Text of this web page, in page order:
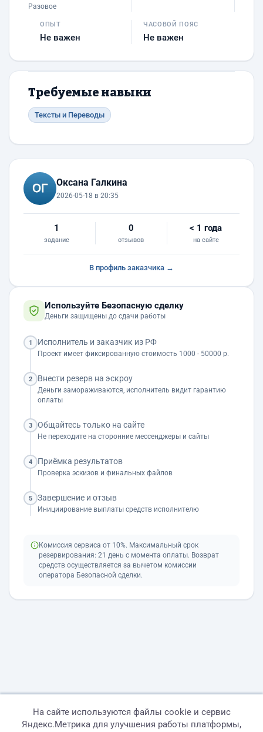
Разовое
ОПЫТ
Не важен
ЧАСОВОЙ ПОЯС
Не важен
Требуемые навыки
Тексты и Переводы
Оксана Галкина
2026-05-18 в 20:35
1
задание
0
отзывов
< 1 года
на сайте
В профиль заказчика →
Используйте Безопасную сделку
Деньги защищены до сдачи работы
1 Исполнитель и заказчик из РФ
Проект имеет фиксированную стоимость 1000 - 50000 р.
2 Внести резерв на эскроу
Деньги замораживаются, исполнитель видит гарантию
оплаты
3 Общайтесь только на сайте
Не переходите на сторонние мессенджеры и сайты
4 Приёмка результатов
Проверка эскизов и финальных файлов
5 Завершение и отзыв
Инициирование выплаты средств исполнителю
Комиссия сервиса от 10%. Максимальный срок
резервирования: 21 день с момента оплаты. Возврат
средств осуществляется за вычетом комиссии
оператора Безопасной сделки.
На сайте используются файлы cookie и сервис
Яндекс.Метрика для улучшения работы платформы,